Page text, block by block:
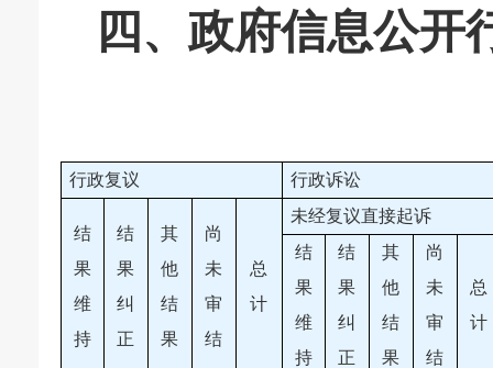
四、政府信息公开
行政复议 行政诉讼
结
果
维
持
结
果
纠
正
其
他
结
果
尚
未
审
结
总
计
未经复议直接起诉
结
果
维
持
结
果
纠
正
其
他
结
果
尚
未
审
结
总
计